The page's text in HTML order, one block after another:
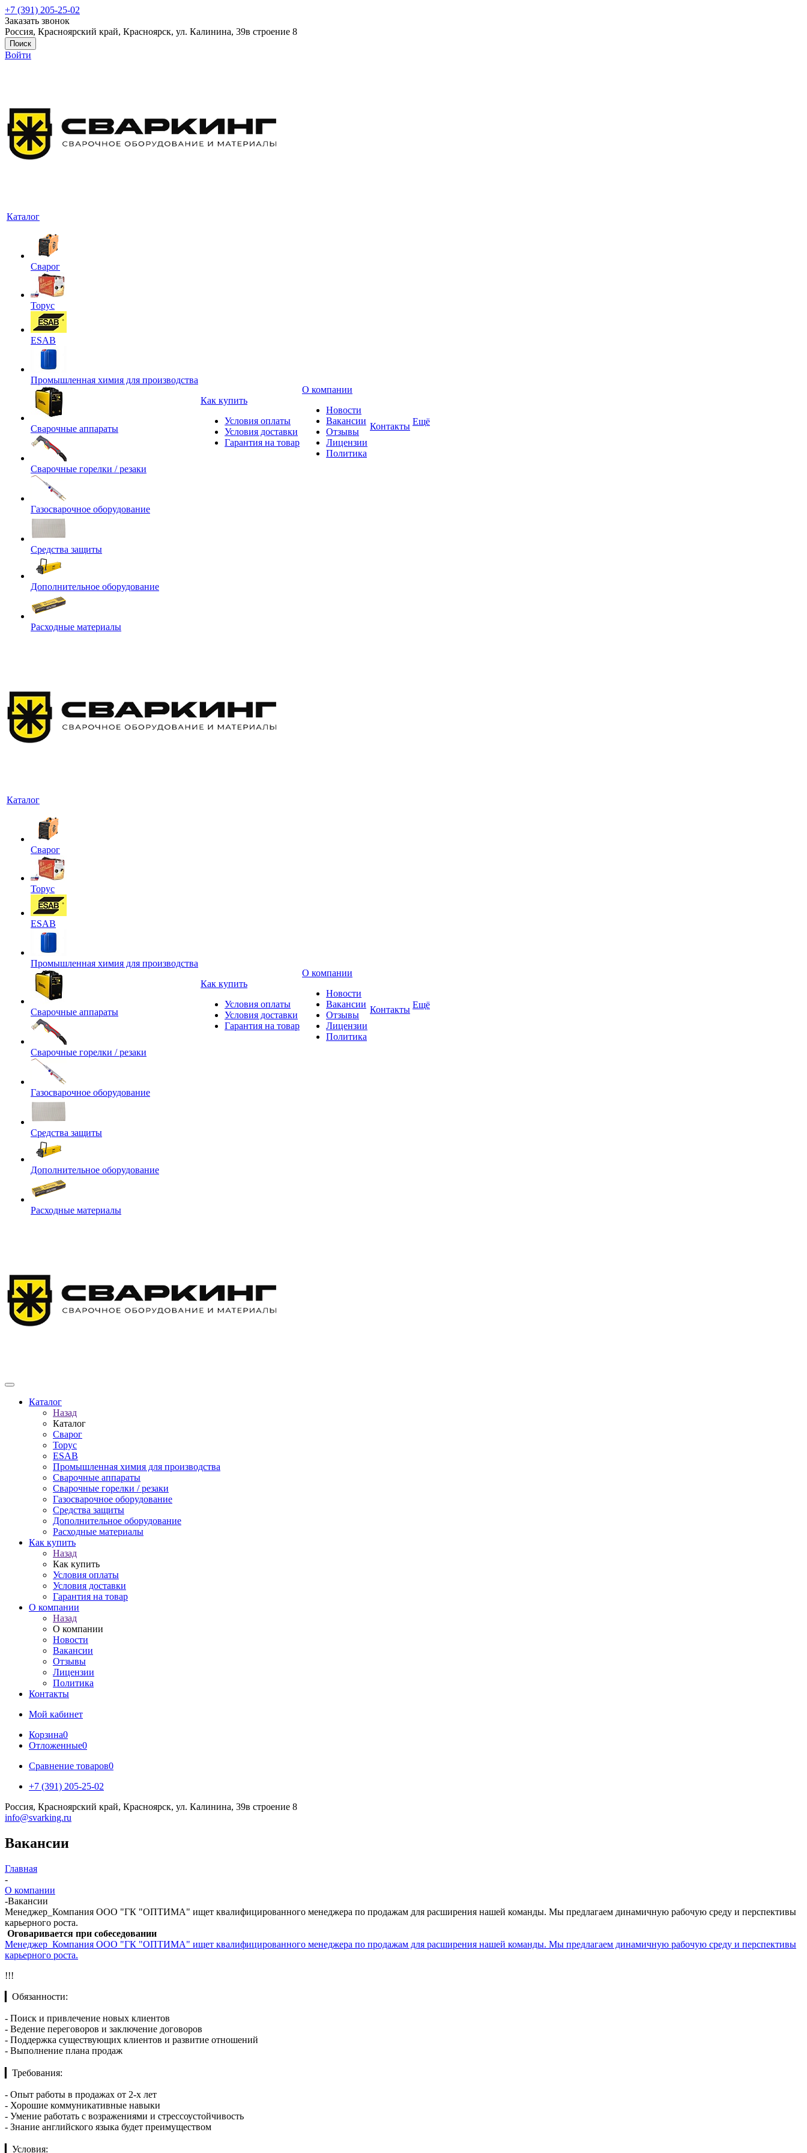
+7 (391) 205-25-02
Заказать звонок
Россия, Красноярский край, Красноярск, ул. Калинина, 39в строение 8
Поиск
Войти
Каталог
Сварог
Торус
ESAB
Промышленная химия для производства
Сварочные аппараты
Сварочные горелки / резаки
Газосварочное оборудование
Средства защиты
Дополнительное оборудование
Расходные материалы
Как купить
Условия оплаты
Условия доставки
Гарантия на товар
О компании
Новости
Вакансии
Отзывы
Лицензии
Политика
Контакты Ещё
Каталог
Сварог
Торус
ESAB
Промышленная химия для производства
Сварочные аппараты
Сварочные горелки / резаки
Газосварочное оборудование
Средства защиты
Дополнительное оборудование
Расходные материалы
Как купить
Условия оплаты
Условия доставки
Гарантия на товар
О компании
Новости
Вакансии
Отзывы
Лицензии
Политика
Контакты Ещё
Каталог
Назад
Каталог
Сварог
Торус
ESAB
Промышленная химия для производства
Сварочные аппараты
Сварочные горелки / резаки
Газосварочное оборудование
Средства защиты
Дополнительное оборудование
Расходные материалы
Как купить
Назад
Как купить
Условия оплаты
Условия доставки
Гарантия на товар
О компании
Назад
О компании
Новости
Вакансии
Отзывы
Лицензии
Политика
Контакты
Мой кабинет
Корзина0
Отложенные0
Сравнение товаров0
+7 (391) 205-25-02
Россия, Красноярский край, Красноярск, ул. Калинина, 39в строение 8
info@svarking.ru
Вакансии
Главная
-
О компании
-Вакансии
Менеджер_Компания ООО "ГК "ОПТИМА" ищет квалифицированного менеджера по продажам для расширения нашей команды. Мы предлагаем динамичную рабочую среду и перспективы
карьерного роста.
Оговаривается при собеседовании
Менеджер_Компания ООО "ГК "ОПТИМА" ищет квалифицированного менеджера по продажам для расширения нашей команды. Мы предлагаем динамичную рабочую среду и перспективы
карьерного роста.
!!!
▎Обязанности:
- Поиск и привлечение новых клиентов
- Ведение переговоров и заключение договоров
- Поддержка существующих клиентов и развитие отношений
- Выполнение плана продаж
▎Требования:
- Опыт работы в продажах от 2-х лет
- Хорошие коммуникативные навыки
- Умение работать с возражениями и стрессоустойчивость
- Знание английского языка будет преимуществом
▎Условия: